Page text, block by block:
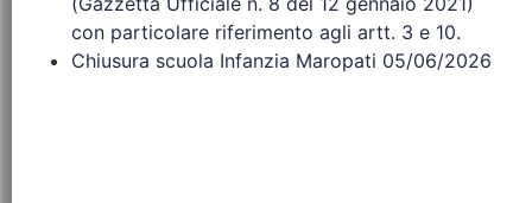
con particolare riferimento agli artt. 3 e 10.
Chiusura scuola Infanzia Maropati 05/06/2026